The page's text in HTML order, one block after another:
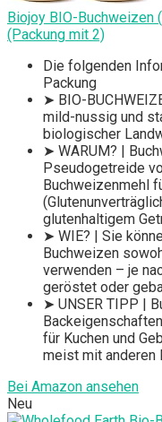
Biojoy BIO-Buchweizen
(Packung mit 2)
Die folgenden
Packung
➤ BIO-
mild-nussig und
biologischer
➤ WARUM? |
Pseudogetreide
Buchweizenmehl
glutenhaltigem
➤ WIE? | Sie
Buchweizen
verwenden – je
geröstet oder
➤ UNSER TIPP |
für Kuchen und
meist mit anderen
Bei Amazon ansehen
Neu